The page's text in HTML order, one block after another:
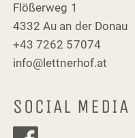
Flößerweg 1
4332 Au an der Donau
+43 7262 57074
info@lettnerhof.at
SOCIAL MEDIA